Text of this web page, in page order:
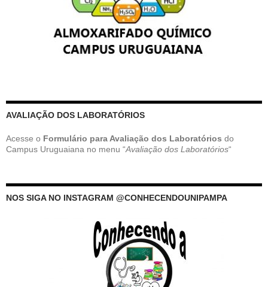
AVALIAÇÃO DOS LABORATÓRIOS
Acesse o Formulário para Avaliação dos Laboratórios do
Campus Uruguaiana no menu “Avaliação dos Laboratórios“
NOS SIGA NO INSTAGRAM @CONHECENDOUNIPAMPA